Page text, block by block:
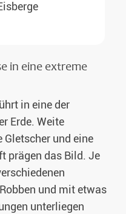
in eine extreme
in eine der
Erde. Weite
und eine
prägen das Bild. Je
und mit etwas
unterliegen